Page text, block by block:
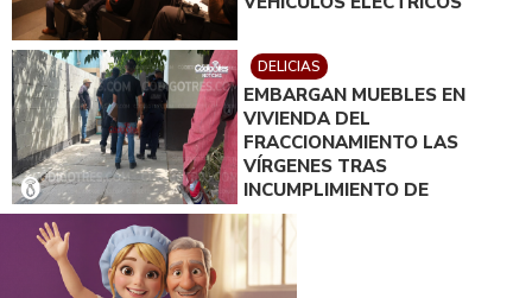
DELICIAS
EMBARGAN MUEBLES EN
VIVIENDA DEL
FRACCIONAMIENTO LAS
VÍRGENES TRAS
INCUMPLIMIENTO DE
ACUERDO DE PAGO